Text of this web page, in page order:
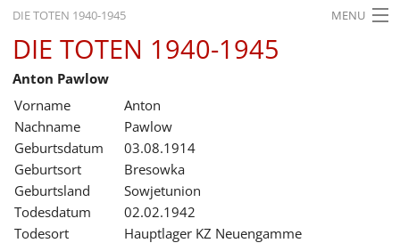
DIE TOTEN 1940-1945 MENU
STARTSEITE
AKTUELLES
AUSSTELLUNGEN
GESCHICHTE
BILDUNG
FORSCHUNG
DIE TOTEN 1940-1945
Anton Pawlow
Vorname
Anton
Nachname
Pawlow
Geburtsdatum
03.08.1914
Geburtsort
Bresowka
Geburtsland
Sowjetunion
Todesdatum
02.02.1942
Todesort
Hauptlager KZ Neuengamme